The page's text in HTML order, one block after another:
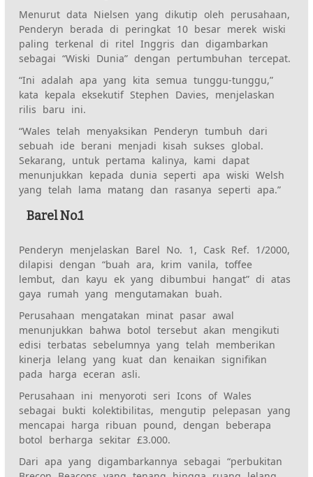
Menurut data Nielsen yang dikutip oleh perusahaan,
Penderyn berada di peringkat 10 besar merek wiski
paling terkenal di ritel Inggris dan digambarkan
sebagai “Wiski Dunia” dengan pertumbuhan tercepat.
“Ini adalah apa yang kita semua tunggu-tunggu,”
kata kepala eksekutif Stephen Davies, menjelaskan
rilis baru ini.
“Wales telah menyaksikan Penderyn tumbuh dari
sebuah ide berani menjadi kisah sukses global.
Sekarang, untuk pertama kalinya, kami dapat
menunjukkan kepada dunia seperti apa wiski Welsh
yang telah lama matang dan rasanya seperti apa.”
Barel No.1
Penderyn menjelaskan Barel No. 1, Cask Ref. 1/2000,
dilapisi dengan “buah ara, krim vanila, toffee
lembut, dan kayu ek yang dibumbui hangat” di atas
gaya rumah yang mengutamakan buah.
Perusahaan mengatakan minat pasar awal
menunjukkan bahwa botol tersebut akan mengikuti
edisi terbatas sebelumnya yang telah memberikan
kinerja lelang yang kuat dan kenaikan signifikan
pada harga eceran asli.
Perusahaan ini menyoroti seri Icons of Wales
sebagai bukti kolektibilitas, mengutip pelepasan yang
mencapai harga ribuan pound, dengan beberapa
botol berharga sekitar £3.000.
Dari apa yang digambarkannya sebagai “perbukitan